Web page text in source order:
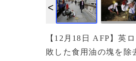
【12月18日 AFP】英
敗した食用油の塊を除